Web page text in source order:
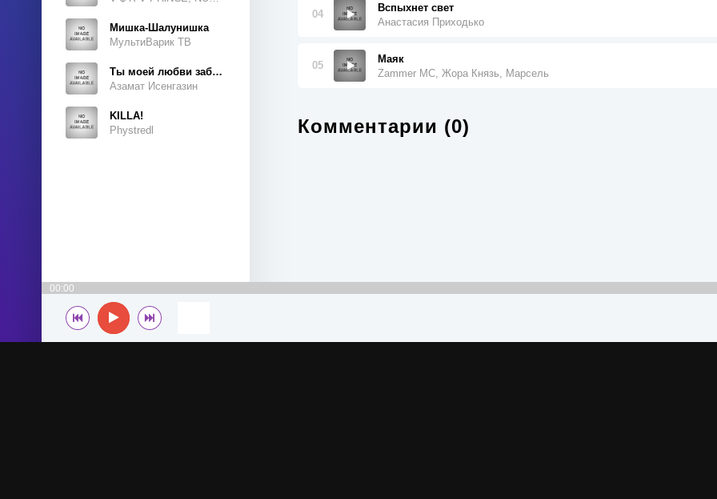
Мишка-Шалунишка
МультиВарик ТВ
Ты моей любви забытая тайна
Азамат Исенгазин
KILLA!
Phystredl
04
Вспыхнет свет
Анастасия Приходько
05
Маяк
Zammer MC, Жора Князь, Марсель
Комментарии (0)
00:00